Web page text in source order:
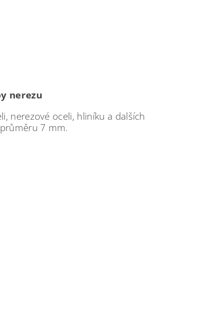
nerezu
nerezové oceli, hliníku a dalších
7 mm.